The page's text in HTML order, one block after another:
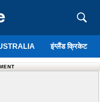
इंग्लैंड क्रिकेट